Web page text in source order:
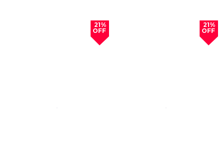
21%
OFF
21%
OFF